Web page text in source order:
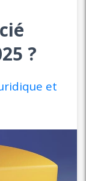
?
et